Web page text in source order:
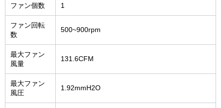
ファン個数 1
ファン回転
数
500~900rpm
最大ファン
風量
131.6CFM
最大ファン
風圧
1.92mmH2O